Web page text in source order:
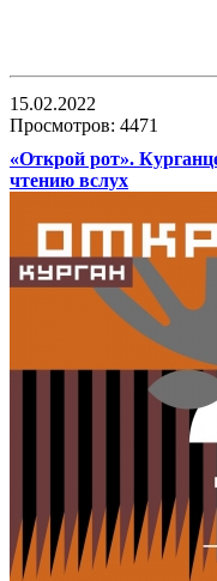
15.02.2022
Просмотров: 4471
«Открой рот».
чтению вслух